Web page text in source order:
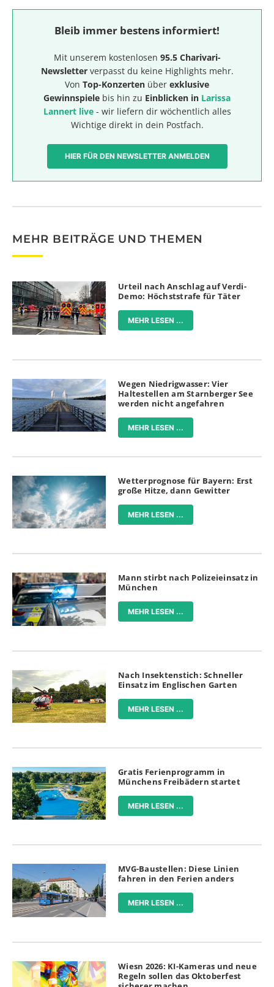
Bleib immer bestens informiert!
Mit unserem kostenlosen 95.5 Charivari-
Newsletterverpasst du keine Highlights mehr.
Von Top-Konzerten über exklusive
Gewinnspiele bis hin zu Einblicken in Larissa
Lannert live- wir liefern dir wöchentlich alles
Wichtige direkt in dein Postfach.
HIER FÜR DEN NEWSLETTER ANMELDEN
MEHR BEITRÄGE UND THEMEN
Urteil nach Anschlag auf Verdi-
Demo: Höchststrafe für Täter
MEHR LESEN ...
Wegen Niedrigwasser: Vier
Haltestellen am Starnberger See
werden nicht angefahren
MEHR LESEN ...
Wetterprognose für Bayern: Erst
große Hitze, dann Gewitter
MEHR LESEN ...
Mann stirbt nach Polizeieinsatz in
München
MEHR LESEN ...
Nach Insektenstich: Schneller
Einsatz im Englischen Garten
MEHR LESEN ...
Gratis Ferienprogramm in
Münchens Freibädern startet
MEHR LESEN ...
MVG-Baustellen: Diese Linien
fahren in den Ferien anders
MEHR LESEN ...
Wiesn 2026: KI-Kameras und neue
Regeln sollen das Oktoberfest